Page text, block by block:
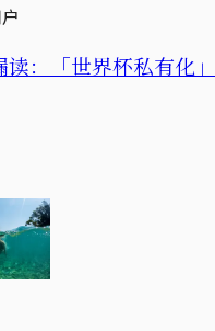
读：「世界杯私有化